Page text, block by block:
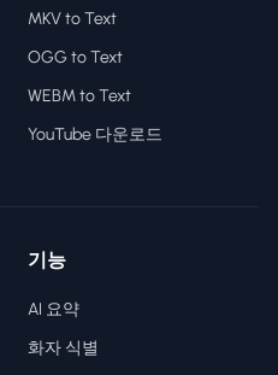
MKV to Text
OGG to Text
WEBM to Text
YouTube 다운로드
기능
AI 요약
화자 식별